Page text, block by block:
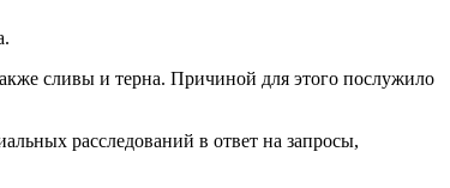
сливы и терна. Причиной для этого послужило
расследований в ответ на запросы,